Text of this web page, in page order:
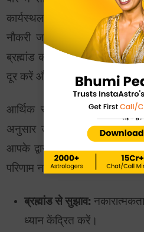
कार्यस्थल पर किसी पुराने
नौकरी जारी रखना बहुत कठिन
ब्रह्मांड का संदेश यह है कि अपने
दूर करें और अपने विकास पर ध्यान
आर्थिक रूप से भी यह सप्ताह
अनुसार उतना फायदेमंद या शुभ
आपके द्वारा अतीत में किए गए
परिणाम न दे रहे हों।
ब्रह्मांड से सुझाव:
ध्यान केंद्रित करें।